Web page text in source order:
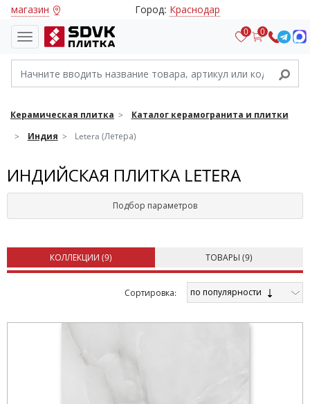
магазин Город: Краснодар
0 0
Керамическая плитка
Каталог керамогранита и плитки
Индия
Letera (Летера)
ИНДИЙСКАЯ ПЛИТКА LETERA
Подбор параметров
КОЛЛЕКЦИИ (9) ТОВАРЫ (9)
Cортировка: по популярности